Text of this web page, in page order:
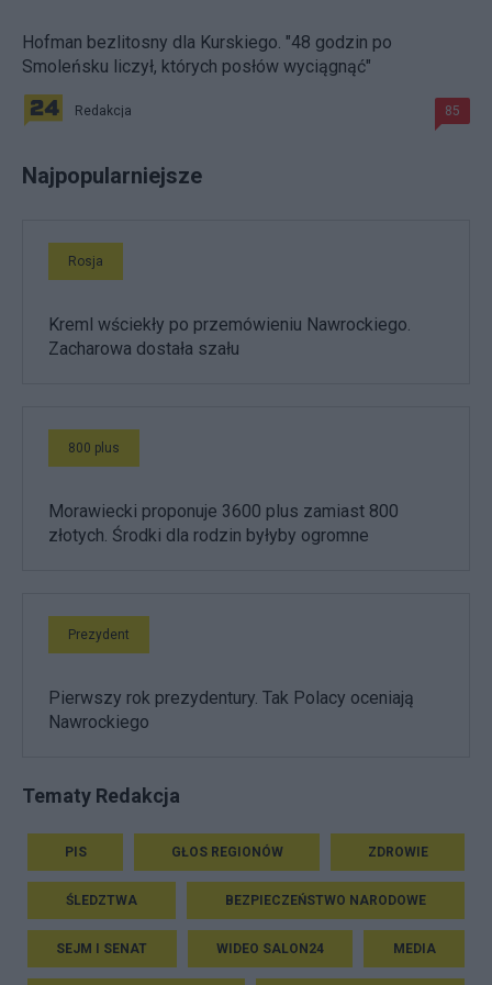
Hofman bezlitosny dla Kurskiego. "48 godzin po
Smoleńsku liczył, których posłów wyciągnąć"
Redakcja 85
Najpopularniejsze
Rosja
Kreml wściekły po przemówieniu Nawrockiego.
Zacharowa dostała szału
800 plus
Morawiecki proponuje 3600 plus zamiast 800
złotych. Środki dla rodzin byłyby ogromne
Prezydent
Pierwszy rok prezydentury. Tak Polacy oceniają
Nawrockiego
Tematy Redakcja
PIS GŁOS REGIONÓW ZDROWIE
ŚLEDZTWA BEZPIECZEŃSTWO NARODOWE
SEJM I SENAT WIDEO SALON24 MEDIA